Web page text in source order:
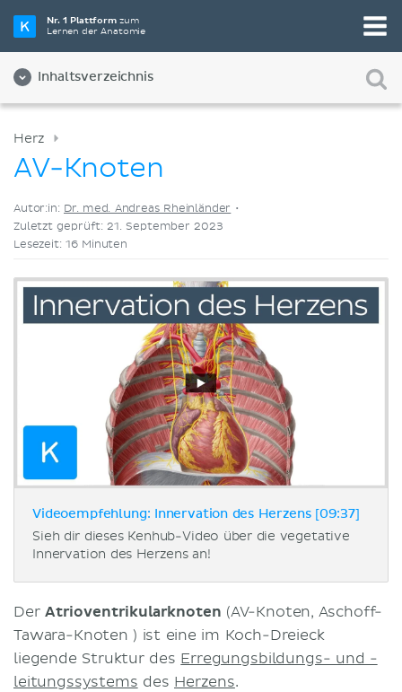
Nr. 1 Plattformzum
Lernen der Anatomie
Inhaltsverzeichnis
Wähle die beste Lernmethode für dich
Videos
Herz
AV-Knoten
Autor:in: Dr. med. Andreas Rheinländer •
Zuletzt geprüft: 21. September 2023
Lesezeit: 16 Minuten
Videoempfehlung: Innervation des Herzens [09:37]
Sieh dir dieses Kenhub-Video über die vegetative
Innervation des Herzens an!
Der Atrioventrikularknoten (AV-Knoten, Aschoff-
Tawara-Knoten ) ist eine im Koch-Dreieck
liegende Struktur des Erregungsbildungs- und -
leitungssystems des Herzens.